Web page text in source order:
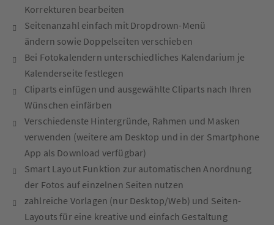
Korrekturen bearbeiten
Seitenanzahl einfach mit Dropdrown-Menü
ändern sowie Doppelseiten verschieben
Bei Fotokalendern unterschiedliches Kalendarium je
Kalenderseite festlegen
Cliparts einfügen und ausgewählte Cliparts nach Ihren
Wünschen einfärben
Verschiedenste Hintergründe, Rahmen und Masken
verwenden (weitere am Desktop und in der Smartphone
App als Download verfügbar)
Smart Layout Funktion zur automatischen Anordnung
der Fotos auf einzelnen Seiten nutzen
zahlreiche Vorlagen (nur Desktop/Web) und Seiten-
Layouts für eine kreative und einfach Gestaltung